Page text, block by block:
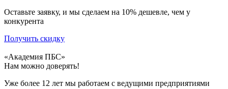
Оставьте заявку, и мы сделаем на 10% дешевле, чем у
конкурента
Получить скидку
«Академия ПБС»
Нам можно доверять!
Уже более 12 лет мы работаем с ведущими предприятиями